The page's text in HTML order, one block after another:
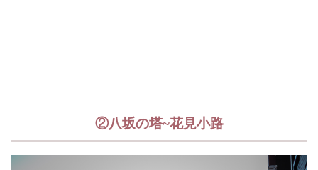
②八坂の塔~花見小路